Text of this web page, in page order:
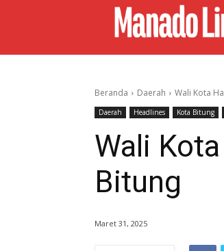
Beranda Daerah Wali Kota
Daerah Headlines Kota Bitung
Wali
Bitung
Maret 31, 2025